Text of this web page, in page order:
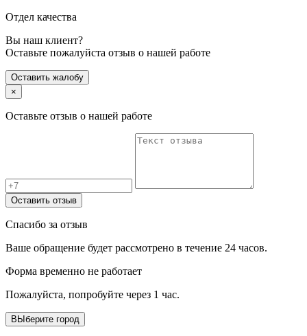
Отдел качества
Вы наш клиент?
Оставьте пожалуйста отзыв о нашей работе
Оставить жалобу
×
Оставьте отзыв о нашей работе
Оставить отзыв
Спасибо за отзыв
Ваше обращение будет рассмотрено в течение 24 часов.
Форма временно не работает
Пожалуйста, попробуйте через 1 час.
ВЫберите город